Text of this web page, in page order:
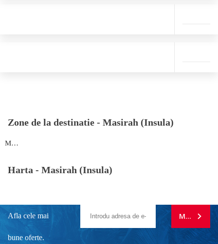
Zone de la destinatie - Masirah (Insula)
Masirah (Insula)
Harta - Masirah (Insula)
Afla cele mai
bune oferte.
MA